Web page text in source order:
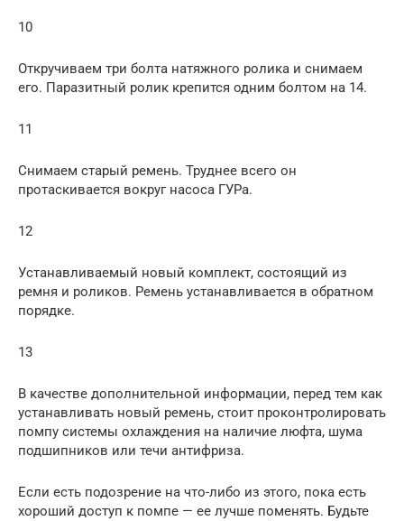
10
Откручиваем три болта натяжного ролика и снимаем
его. Паразитный ролик крепится одним болтом на 14.
11
Снимаем старый ремень. Труднее всего он
протаскивается вокруг насоса ГУРа.
12
Устанавливаемый новый комплект, состоящий из
ремня и роликов. Ремень устанавливается в обратном
порядке.
13
В качестве дополнительной информации, перед тем как
устанавливать новый ремень, стоит проконтролировать
помпу системы охлаждения на наличие люфта, шума
подшипников или течи антифриза.
Если есть подозрение на что-либо из этого, пока есть
хороший доступ к помпе — ее лучше поменять. Будьте